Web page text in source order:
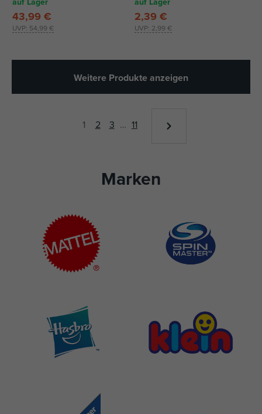
UVP: 54,99 €
43,99 €
UVP: 2,99 €
2,39 €
Weitere Produkte anzeigen
1 2 3 … 11
Marken